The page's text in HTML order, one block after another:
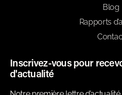
Blog
Rapports
Inscrivez-vous pour
d'actualité